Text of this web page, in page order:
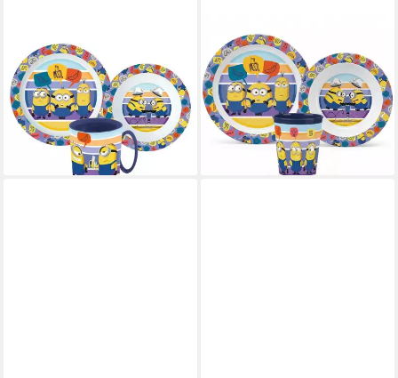
Kindergeschirr-Set Die
Minions Kinder Geschirr-Set 3
teilig Becher Teller Schüssel
(3-tlg), 1 Personen, Kuststoff
12,90 €
lieferbar - in 3-4 Werktagen bei dir
MINIONS
Kindergeschirr-Set Die
Minions Kinder Geschirr-Set 3
tlg Becher Teller Schüssel (3-
tlg), 1 Personen
13,90 €
lieferbar - in 3-4 Werktagen bei dir